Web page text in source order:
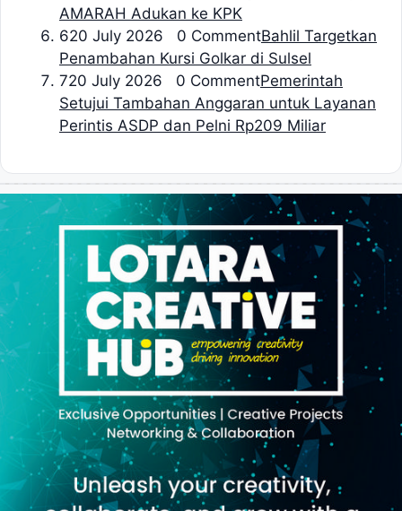
AMARAH Adukan ke KPK
620 July 2026 0 CommentBahlil Targetkan
Penambahan Kursi Golkar di Sulsel
720 July 2026 0 CommentPemerintah
Setujui Tambahan Anggaran untuk Layanan
Perintis ASDP dan Pelni Rp209 Miliar